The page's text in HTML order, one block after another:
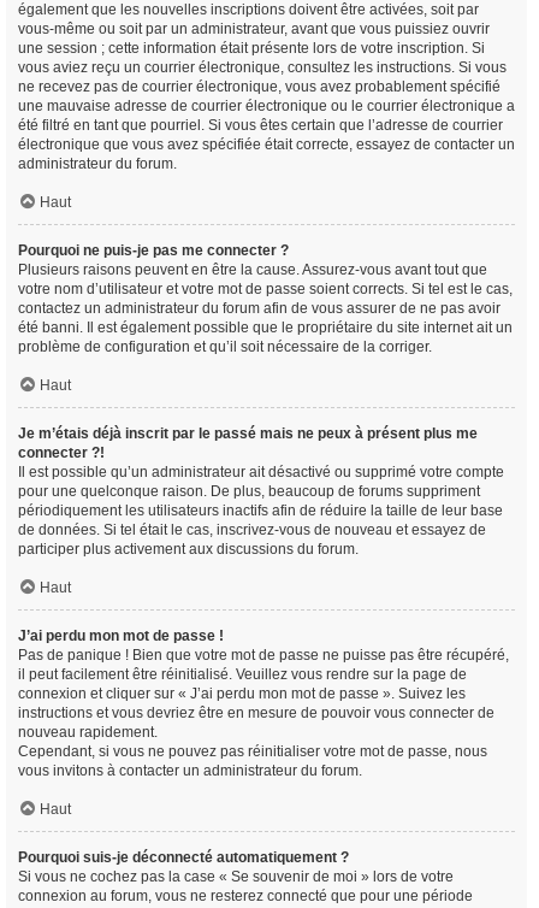
également que les nouvelles inscriptions doivent être activées, soit par
vous-même ou soit par un administrateur, avant que vous puissiez ouvrir
une session ; cette information était présente lors de votre inscription. Si
vous aviez reçu un courrier électronique, consultez les instructions. Si vous
ne recevez pas de courrier électronique, vous avez probablement spécifié
une mauvaise adresse de courrier électronique ou le courrier électronique a
été filtré en tant que pourriel. Si vous êtes certain que l’adresse de courrier
électronique que vous avez spécifiée était correcte, essayez de contacter un
administrateur du forum.
Haut
Pourquoi ne puis-je pas me connecter ?
Plusieurs raisons peuvent en être la cause. Assurez-vous avant tout que
votre nom d’utilisateur et votre mot de passe soient corrects. Si tel est le cas,
contactez un administrateur du forum afin de vous assurer de ne pas avoir
été banni. Il est également possible que le propriétaire du site internet ait un
problème de configuration et qu’il soit nécessaire de la corriger.
Haut
Je m’étais déjà inscrit par le passé mais ne peux à présent plus me
connecter ?!
Il est possible qu’un administrateur ait désactivé ou supprimé votre compte
pour une quelconque raison. De plus, beaucoup de forums suppriment
périodiquement les utilisateurs inactifs afin de réduire la taille de leur base
de données. Si tel était le cas, inscrivez-vous de nouveau et essayez de
participer plus activement aux discussions du forum.
Haut
J’ai perdu mon mot de passe !
Pas de panique ! Bien que votre mot de passe ne puisse pas être récupéré,
il peut facilement être réinitialisé. Veuillez vous rendre sur la page de
connexion et cliquer sur « J’ai perdu mon mot de passe ». Suivez les
instructions et vous devriez être en mesure de pouvoir vous connecter de
nouveau rapidement.
Cependant, si vous ne pouvez pas réinitialiser votre mot de passe, nous
vous invitons à contacter un administrateur du forum.
Haut
Pourquoi suis-je déconnecté automatiquement ?
Si vous ne cochez pas la case « Se souvenir de moi » lors de votre
connexion au forum, vous ne resterez connecté que pour une période